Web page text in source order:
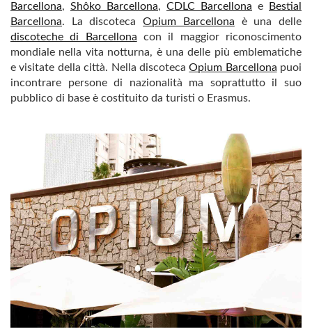
Barcellona, ​​ Shôko Barcellona, CDLC Barcellona e
Bestial
Barcellona. La discotecaOpium Barcellona è una delle
discoteche di Barcellona con il maggior riconoscimento
mondiale nella vita notturna, è una delle più emblematiche
e visitate della città. Nella discotecaOpium Barcellona puoi
incontrare persone di nazionalità ma soprattutto il suo
pubblico di base è costituito da turisti o Erasmus.